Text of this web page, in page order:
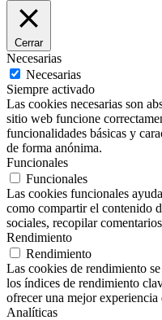
Cerrar
Necesarias
Necesarias
Siempre activado
Las cookies necesarias son
sitio web funcione
funcionalidades básicas y
de forma anónima.
Funcionales
Funcionales
Las cookies funcionales
como compartir el contenido
sociales, recopilar
Rendimiento
Rendimiento
Las cookies de rendimiento
los índices de rendimiento
ofrecer una mejor experiencia
Analíticas